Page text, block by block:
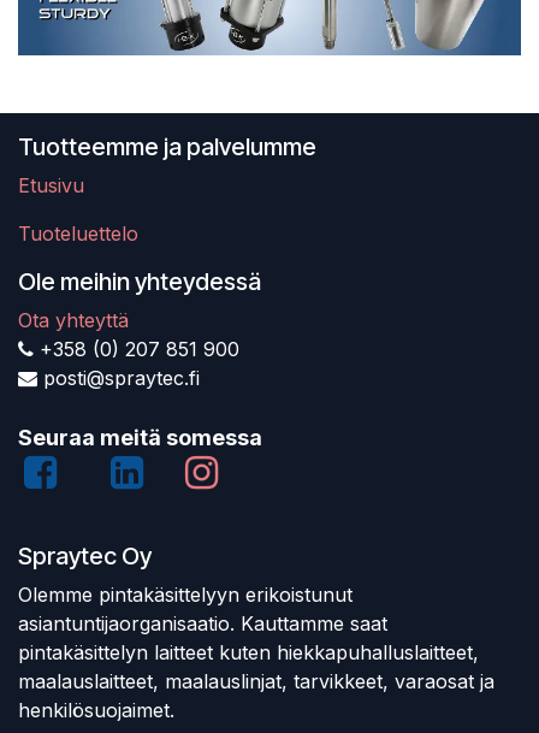
Tuotteemme ja palvelumme
Etusivu
Tuoteluettelo
Ole meihin yhteydessä
Ota yhteyttä
+358 (0) 207 851 900
posti@spraytec.fi
Seuraa meitä somessa
Spraytec Oy
Olemme pintakäsittelyyn erikoistunut
asiantuntijaorganisaatio. Kauttamme saat
pintakäsittelyn laitteet kuten hiekkapuhalluslaitteet,
maalauslaitteet, maalauslinjat, tarvikkeet, varaosat ja
henkilösuojaimet.